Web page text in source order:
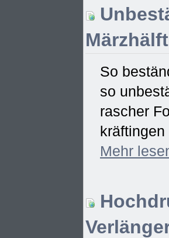
So
so
rascher
Mehr